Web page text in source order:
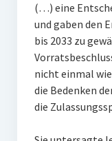
(…) eine
und gaben den
bis 2033 zu
nicht einmal
die Bedenken
die